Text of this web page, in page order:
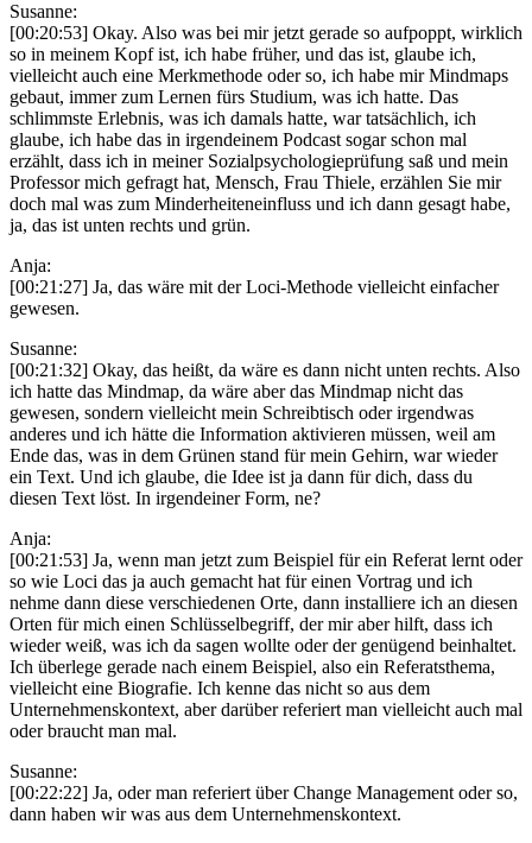
Susanne:
[00:20:53] Okay. Also was bei mir jetzt gerade so aufpoppt, wirklich
so in meinem Kopf ist, ich habe früher, und das ist, glaube ich,
vielleicht auch eine Merkmethode oder so, ich habe mir Mindmaps
gebaut, immer zum Lernen fürs Studium, was ich hatte. Das
schlimmste Erlebnis, was ich damals hatte, war tatsächlich, ich
glaube, ich habe das in irgendeinem Podcast sogar schon mal
erzählt, dass ich in meiner Sozialpsychologieprüfung saß und mein
Professor mich gefragt hat, Mensch, Frau Thiele, erzählen Sie mir
doch mal was zum Minderheiteneinfluss und ich dann gesagt habe,
ja, das ist unten rechts und grün.
Anja:
[00:21:27] Ja, das wäre mit der Loci-Methode vielleicht einfacher
gewesen.
Susanne:
[00:21:32] Okay, das heißt, da wäre es dann nicht unten rechts. Also
ich hatte das Mindmap, da wäre aber das Mindmap nicht das
gewesen, sondern vielleicht mein Schreibtisch oder irgendwas
anderes und ich hätte die Information aktivieren müssen, weil am
Ende das, was in dem Grünen stand für mein Gehirn, war wieder
ein Text. Und ich glaube, die Idee ist ja dann für dich, dass du
diesen Text löst. In irgendeiner Form, ne?
Anja:
[00:21:53] Ja, wenn man jetzt zum Beispiel für ein Referat lernt oder
so wie Loci das ja auch gemacht hat für einen Vortrag und ich
nehme dann diese verschiedenen Orte, dann installiere ich an diesen
Orten für mich einen Schlüsselbegriff, der mir aber hilft, dass ich
wieder weiß, was ich da sagen wollte oder der genügend beinhaltet.
Ich überlege gerade nach einem Beispiel, also ein Referatsthema,
vielleicht eine Biografie. Ich kenne das nicht so aus dem
Unternehmenskontext, aber darüber referiert man vielleicht auch mal
oder braucht man mal.
Susanne:
[00:22:22] Ja, oder man referiert über Change Management oder so,
dann haben wir was aus dem Unternehmenskontext.